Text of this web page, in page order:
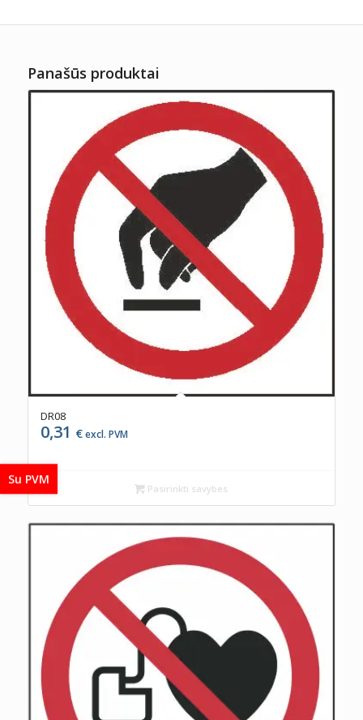
Panašūs produktai
DR08
0,31 €excl. PVM
Pasirinkti savybes
Su PVM